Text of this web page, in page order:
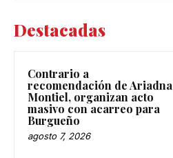
Destacadas
Contrario a
recomendación de Ariadna
Montiel, organizan acto
masivo con acarreo para
Burgueño
agosto 7, 2026